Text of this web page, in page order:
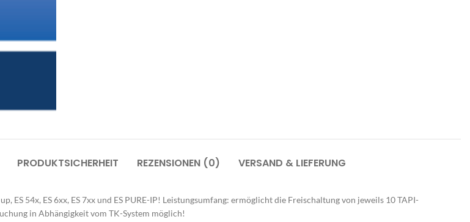
verfügbaren Produktsortiment
PRODUKTSICHERHEIT REZENSIONEN (0) VERSAND & LIEFERUNG
ES 54x, ES 6xx, ES 7xx und ES PURE-IP! Leistungsumfang: ermöglicht die Freischaltung von jeweils 10 TAPI-
in Abhängigkeit vom TK-System möglich!